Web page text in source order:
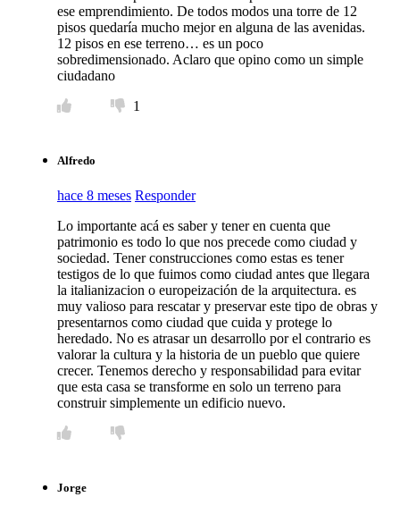
ese emprendimiento. De todos modos una torre de 12
pisos quedaría mucho mejor en alguna de las avenidas.
12 pisos en ese terreno… es un poco
sobredimensionado. Aclaro que opino como un simple
ciudadano
1
Alfredo
hace 8 meses Responder
Lo importante acá es saber y tener en cuenta que
patrimonio es todo lo que nos precede como ciudad y
sociedad. Tener construcciones como estas es tener
testigos de lo que fuimos como ciudad antes que llegara
la italianizacion o europeización de la arquitectura. es
muy valioso para rescatar y preservar este tipo de obras y
presentarnos como ciudad que cuida y protege lo
heredado. No es atrasar un desarrollo por el contrario es
valorar la cultura y la historia de un pueblo que quiere
crecer. Tenemos derecho y responsabilidad para evitar
que esta casa se transforme en solo un terreno para
construir simplemente un edificio nuevo.
Jorge